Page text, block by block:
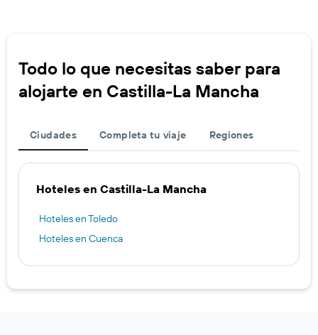
Todo lo que necesitas saber para
alojarte en Castilla-La Mancha
Ciudades Completa tu viaje Regiones
Hoteles en Castilla-La Mancha
Hoteles en Toledo
Hoteles en Cuenca